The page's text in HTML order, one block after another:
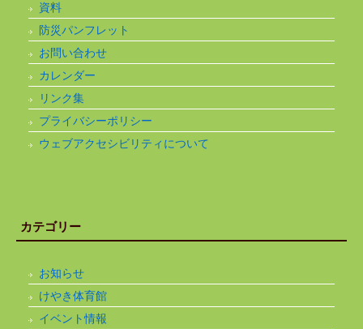
資料
防災パンフレット
お問い合わせ
カレンダー
リンク集
プライバシーポリシー
ウェブアクセシビリティについて
カテゴリー
お知らせ
けやき体育館
イベント情報